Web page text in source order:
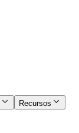
Recursos​​